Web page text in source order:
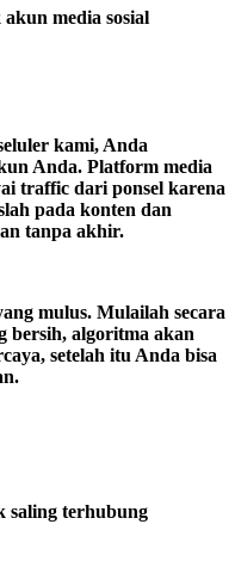
media sosial
kami, Anda
Anda. Platform media
traffic dari ponsel karena
pada konten dan
tanpa akhir.
mulus. Mulailah secara
bersih, algoritma akan
setelah itu Anda bisa
saling terhubung